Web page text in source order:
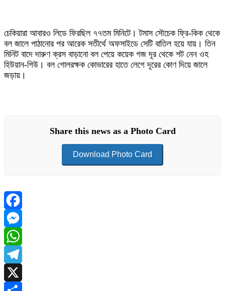
চেকিয়ারা আবারও লিডে ফিরছিল ৭৭তম মিনিটে। টমাস সৌচেক ফ্রি-কিক থেকে
বল জালে পাঠানোর পর আরেক সতীর্থে অফসাইডে সেটি বাতিল হয়ে যায়। তিন
মিনিট বাদে দারুণ ক্রস বাড়ানো বল পেয়ে কয়েক গজ দূর থেকে শট নেন ওহ
হিউয়ান-গিউ। বল গোলরক্ষক কোভারের হাতে লেগে দূরের কোণ দিয়ে জালে
জড়ায়।
Share this news as a Photo Card
Download Photo Card
Facebook
Messenger
WhatsApp
Telegram